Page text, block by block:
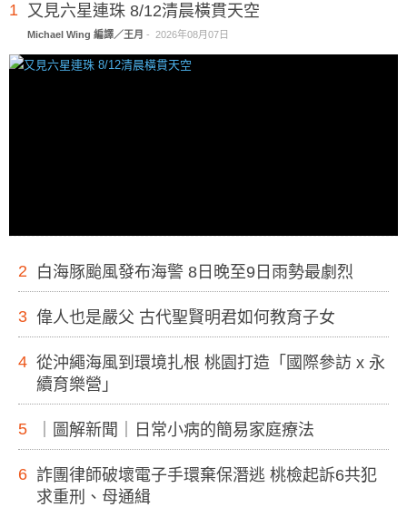
1 又見六星連珠 8/12清晨橫貫天空
Michael Wing 編譯／王月 - 2026年08月07日
2 白海豚颱風發布海警 8日晚至9日雨勢最劇烈
3 偉人也是嚴父 古代聖賢明君如何教育子女
4 從沖繩海風到環境扎根 桃園打造「國際參訪 x 永
續育樂營」
5 ｜圖解新聞｜日常小病的簡易家庭療法
6 詐團律師破壞電子手環棄保潛逃 桃檢起訴6共犯
求重刑、母通緝